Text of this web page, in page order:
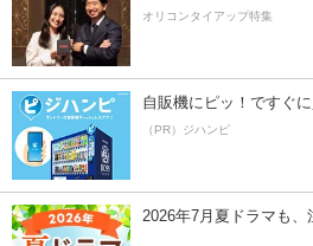
オリコンタイアップ特集
自販機にピッ！ですぐ
（PR）ジハンピ
2026年7月夏ドラマも、